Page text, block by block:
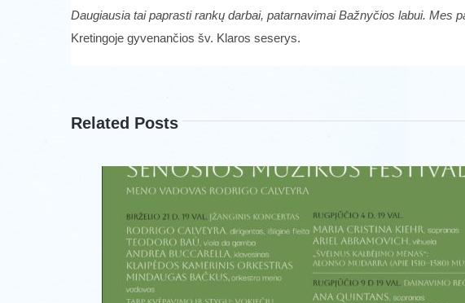
Daugiausia tai paprasti rankų darbai, patarnavimai Bažnyčios labui. Mes
Kretingoje gyvenančios šv. Klaros seserys.
Related Posts